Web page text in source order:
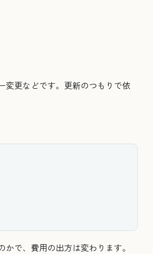
変更などです。更新のつもりで依
で、費用の出方は変わります。